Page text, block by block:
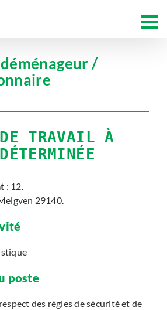
/
DE TRAVAIL À
: 12.
29140.
poste
des règles de sécurité et de